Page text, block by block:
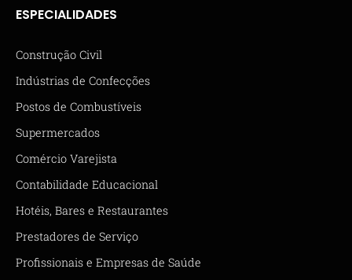
ESPECIALIDADES
Construção Civil
Indústrias de Confecções
Postos de Combustíveis
Supermercados
Comércio Varejista
Contabilidade Educacional
Hotéis, Bares e Restaurantes
Prestadores de Serviço
Profissionais e Empresas de Saúde